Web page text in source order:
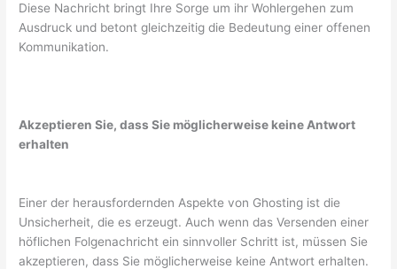
Diese Nachricht bringt Ihre Sorge um ihr Wohlergehen zum
Ausdruck und betont gleichzeitig die Bedeutung einer offenen
Kommunikation.
Akzeptieren Sie, dass Sie möglicherweise keine Antwort
erhalten
Einer der herausfordernden Aspekte von Ghosting ist die
Unsicherheit, die es erzeugt. Auch wenn das Versenden einer
höflichen Folgenachricht ein sinnvoller Schritt ist, müssen Sie
akzeptieren, dass Sie möglicherweise keine Antwort erhalten.